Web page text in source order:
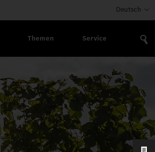
Deutsch
Themen Service